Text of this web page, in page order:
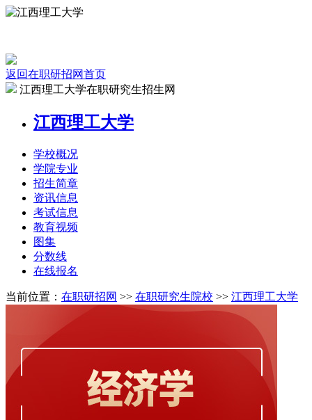
返回在职研招网首页
江西理工大学在职研究生招生网
江西理工大学
学校概况
学院专业
招生简章
资讯信息
考试信息
教育视频
图集
分数线
在线报名
当前位置： 在职研招网 >> 在职研究生院校 >> 江西理工大学